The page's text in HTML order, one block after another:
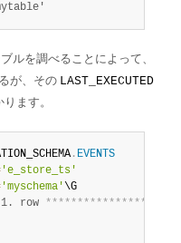
ルを調べることによって、
が、その LAST_EXECUTED
ます。
. EVENTS
'e_store_ts'
'myschema'
1. row ****************